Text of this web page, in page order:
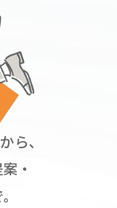
ら、
・